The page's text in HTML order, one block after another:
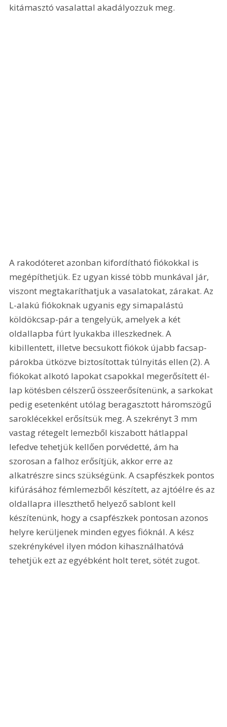
kitámasztó vasalattal akadályozzuk meg.
A rakodóteret azonban kifordítható fiókokkal is
megépíthetjük. Ez ugyan kissé több munkával jár,
viszont megtakaríthatjuk a vasalatokat, zárakat. Az
L-alakú fiókoknak ugyanis egy simapalástú
köldökcsap-pár a tengelyük, amelyek a két
oldallapba fúrt lyukakba illeszkednek. A
kibillentett, illetve becsukott fiókok újabb facsap-
párokba ütközve biztosítottak túlnyitás ellen (2). A
fiókokat alkotó lapokat csapokkal megerősített él-
lap kötésben célszerű összeerősítenünk, a sarkokat
pedig esetenként utólag beragasztott háromszögű
saroklécekkel erősítsük meg. A szekrényt 3 mm
vastag rétegelt lemezből kiszabott hátlappal
lefedve tehetjük kellően porvédetté, ám ha
szorosan a falhoz erősítjük, akkor erre az
alkatrészre sincs szükségünk. A csapfészkek pontos
kifúrásához fémlemezből készített, az ajtóélre és az
oldallapra illeszthető helyező sablont kell
készítenünk, hogy a csapfészkek pontosan azonos
helyre kerüljenek minden egyes fióknál. A kész
szekrénykével ilyen módon kihasználhatóvá
tehetjük ezt az egyébként holt teret, sötét zugot.